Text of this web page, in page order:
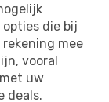
die bij
mee
vooral
uw
deals.